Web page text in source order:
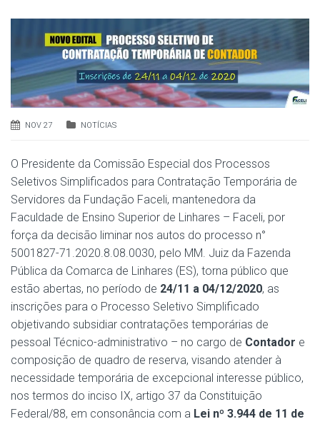
NOV 27 NOTÍCIAS
O Presidente da Comissão Especial dos Processos
Seletivos Simplificados para Contratação Temporária de
Servidores da Fundação Faceli, mantenedora da
Faculdade de Ensino Superior de Linhares – Faceli, por
força da decisão liminar nos autos do processo n°
5001827-71.2020.8.08.0030, pelo MM. Juiz da Fazenda
Pública da Comarca de Linhares (ES), torna público que
estão abertas, no período de 24/11 a 04/12/2020, as
inscrições para o Processo Seletivo Simplificado
objetivando subsidiar contratações temporárias de
pessoal Técnico-administrativo – no cargo de Contador e
composição de quadro de reserva, visando atender à
necessidade temporária de excepcional interesse público,
nos termos do inciso IX, artigo 37 da Constituição
Federal/88, em consonância com a Lei nº 3.944 de 11 de